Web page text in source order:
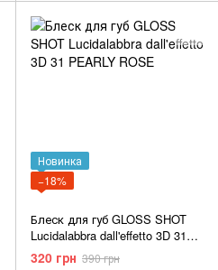
Новинка
−18%
Блеск для губ GLOSS SHOT
Lucidalabbra dall'effetto 3D 31
PEARLY ROSE
320 грн 390 грн